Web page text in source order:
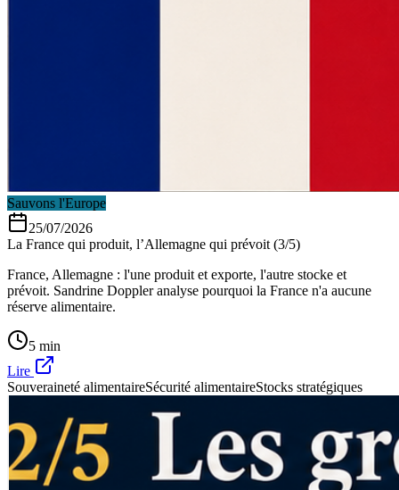
Sauvons l'Europe
25/07/2026
La France qui produit, l’Allemagne qui prévoit (3/5)
France, Allemagne : l'une produit et exporte, l'autre stocke et
prévoit. Sandrine Doppler analyse pourquoi la France n'a aucune
réserve alimentaire.
5 min
Lire
Souveraineté alimentaireSécurité alimentaireStocks stratégiques